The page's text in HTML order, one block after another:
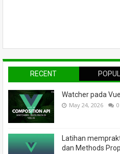
RECENT
Watcher pada
May 24, 2026 0
Latihan
dan Methods